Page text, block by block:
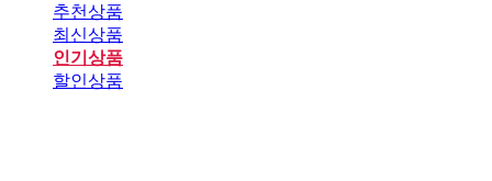
추천상품
최신상품
인기상품
할인상품